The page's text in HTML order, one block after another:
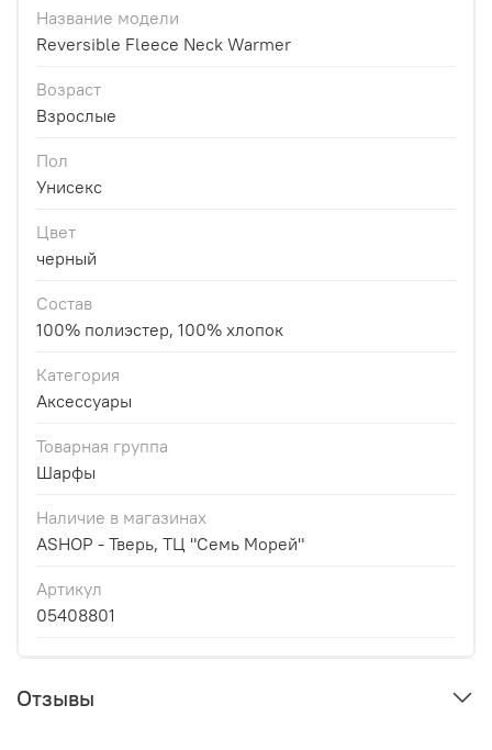
Название модели
Reversible Fleece Neck Warmer
Возраст
Взрослые
Пол
Унисекс
Цвет
черный
Состав
100% полиэстер, 100% хлопок
Категория
Аксессуары
Товарная группа
Шарфы
Наличие в магазинах
ASHOP - Тверь, ТЦ "Семь Морей"
Артикул
05408801
Отзывы